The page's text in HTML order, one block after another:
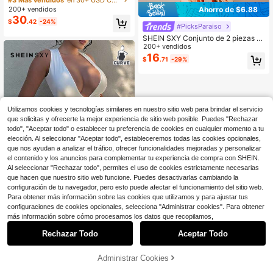
nga larga, camiseta sin mangas y p
antalones, conjunto sexy para ir al t
rabajo y citas, ropa de otoño e invie
s
¡Casi agotado!
¡Casi agotado!
#3 Más vendidos
en 30+ USD Conjuntos de trajes de talla grande
200+ vendidos
$30.42 -24%
SHEIN SXY CURVE
SHEIN SXY Vestido casual de fiesta
para mujer talla grande de unicolor
¡Casi agotado!
Ahorro de $6.88
#PicksParaiso
SHEIN SXY Conjunto de 2 piezas p
ara mujer talla grande con top tubo
de estampado integral y dobladillo
asimétrico y pantalones de pierna a
200+ vendidos
$16.71 -29%
1
0
Utilizamos cookies y tecnologías similares en nuestro sitio web para brindar el servicio
que solicitas y ofrecerte la mejor experiencia de sitio web posible. Puedes "Rechazar
todo", "Aceptar todo" o establecer tu preferencia de cookies en cualquier momento a tu
elección. Al seleccionar "Aceptar todo", estableceremos todas las cookies opcionales,
que nos ayudan a analizar el tráfico, ofrecer funcionalidades mejoradas y personalizar
el contenido y los anuncios para complementar tu experiencia de compra con SHEIN.
Al seleccionar "Rechazar todo", permites el uso de cookies estrictamente necesarias
que hacen que nuestro sitio web funcione. Puedes desactivarlas cambiando la
configuración de tu navegador, pero esto puede afectar el funcionamiento del sitio web.
Para obtener más información sobre las cookies que utilizamos y para ajustar tus
configuraciones de cookies opcionales, selecciona "Administrar cookies". Para obtener
más información sobre cómo procesamos los datos que recopilamos,
Rechazar Todo Aceptar Todo
Administrar Cookies